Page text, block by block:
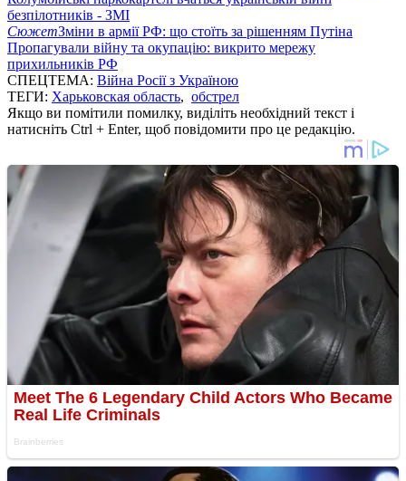
безпілотників - ЗМІ
СюжетЗміни в армії РФ: що стоїть за рішенням Путіна
Пропагували війну та окупацію: викрито мережу
прихильників РФ
СПЕЦТЕМА: Війна Росії з Україною
ТЕГИ: Харьковская область, обстрел
Якщо ви помітили помилку, виділіть необхідний текст і
натисніть Ctrl + Enter, щоб повідомити про це редакцію.